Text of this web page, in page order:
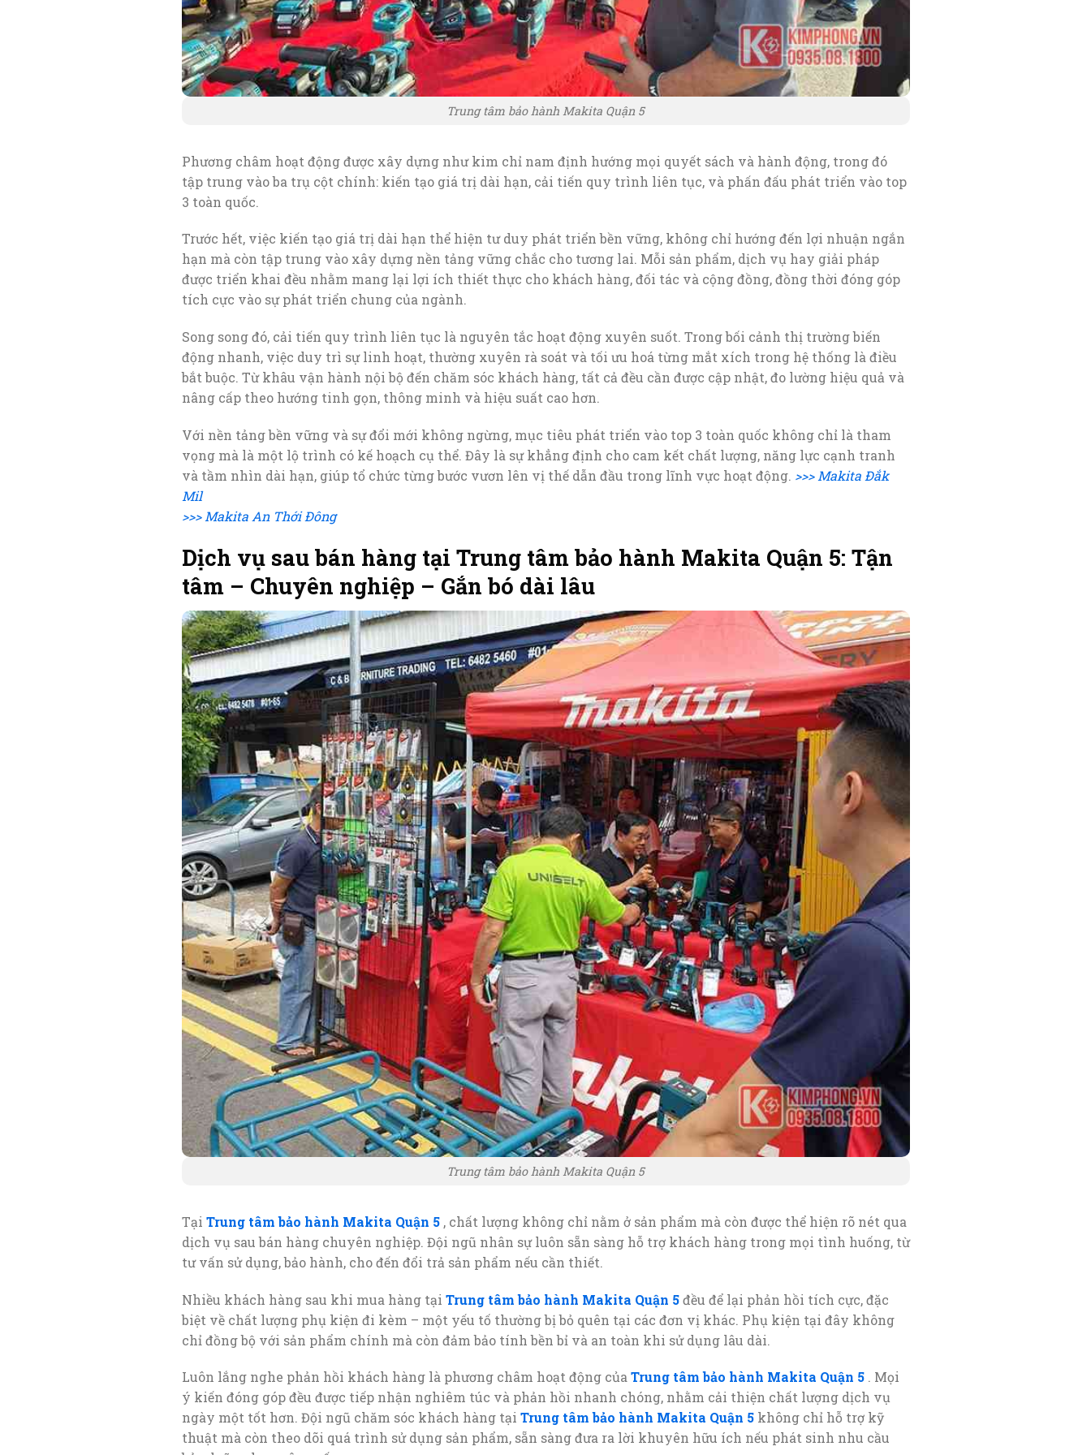
Trung tâm bảo hành Makita Quận 5
Phương châm hoạt động được xây dựng như kim chỉ nam định hướng mọi quyết sách và hành động, trong đó
tập trung vào ba trụ cột chính: kiến tạo giá trị dài hạn, cải tiến quy trình liên tục, và phấn đấu phát triển vào top
3 toàn quốc.
Trước hết, việc kiến tạo giá trị dài hạn thể hiện tư duy phát triển bền vững, không chỉ hướng đến lợi nhuận ngắn
hạn mà còn tập trung vào xây dựng nền tảng vững chắc cho tương lai. Mỗi sản phẩm, dịch vụ hay giải pháp
được triển khai đều nhằm mang lại lợi ích thiết thực cho khách hàng, đối tác và cộng đồng, đồng thời đóng góp
tích cực vào sự phát triển chung của ngành.
Song song đó, cải tiến quy trình liên tục là nguyên tắc hoạt động xuyên suốt. Trong bối cảnh thị trường biến
động nhanh, việc duy trì sự linh hoạt, thường xuyên rà soát và tối ưu hoá từng mắt xích trong hệ thống là điều
bắt buộc. Từ khâu vận hành nội bộ đến chăm sóc khách hàng, tất cả đều cần được cập nhật, đo lường hiệu quả và
nâng cấp theo hướng tinh gọn, thông minh và hiệu suất cao hơn.
Với nền tảng bền vững và sự đổi mới không ngừng, mục tiêu phát triển vào top 3 toàn quốc không chỉ là tham
vọng mà là một lộ trình có kế hoạch cụ thể. Đây là sự khẳng định cho cam kết chất lượng, năng lực cạnh tranh
và tầm nhìn dài hạn, giúp tổ chức từng bước vươn lên vị thế dẫn đầu trong lĩnh vực hoạt động. >>> Makita Đắk
Mil
>>> Makita An Thới Đông
Dịch vụ sau bán hàng tại Trung tâm bảo hành Makita Quận 5: Tận
tâm – Chuyên nghiệp – Gắn bó dài lâu
Trung tâm bảo hành Makita Quận 5
Tại Trung tâm bảo hành Makita Quận 5, chất lượng không chỉ nằm ở sản phẩm mà còn được thể hiện rõ nét qua
dịch vụ sau bán hàng chuyên nghiệp. Đội ngũ nhân sự luôn sẵn sàng hỗ trợ khách hàng trong mọi tình huống, từ
tư vấn sử dụng, bảo hành, cho đến đổi trả sản phẩm nếu cần thiết.
Nhiều khách hàng sau khi mua hàng tại Trung tâm bảo hành Makita Quận 5đều để lại phản hồi tích cực, đặc
biệt về chất lượng phụ kiện đi kèm – một yếu tố thường bị bỏ quên tại các đơn vị khác. Phụ kiện tại đây không
chỉ đồng bộ với sản phẩm chính mà còn đảm bảo tính bền bỉ và an toàn khi sử dụng lâu dài.
Luôn lắng nghe phản hồi khách hàng là phương châm hoạt động củaTrung tâm bảo hành Makita Quận 5. Mọi
ý kiến đóng góp đều được tiếp nhận nghiêm túc và phản hồi nhanh chóng, nhằm cải thiện chất lượng dịch vụ
ngày một tốt hơn. Đội ngũ chăm sóc khách hàng tại Trung tâm bảo hành Makita Quận 5không chỉ hỗ trợ kỹ
thuật mà còn theo dõi quá trình sử dụng sản phẩm, sẵn sàng đưa ra lời khuyên hữu ích nếu phát sinh nhu cầu